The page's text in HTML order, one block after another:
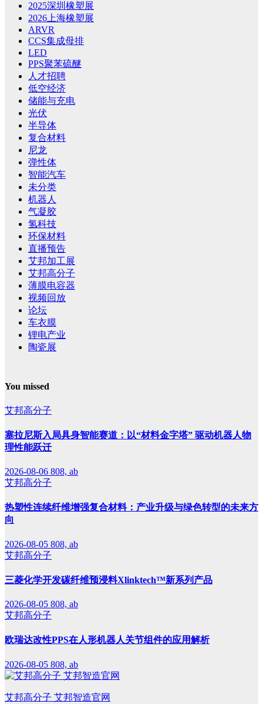
2025深圳橡塑展
2026上海橡塑展
ARVR
CCS集成母排
LED
PPS聚苯硫醚
人才招聘
低空经济
储能与充电
光伏
半导体
复合材料
尼龙
弹性体
智能汽车
未分类
机器人
气凝胶
氢科技
环保材料
直播预告
艾邦加工展
艾邦高分子
薄膜电容器
视频回放
论坛
车衣膜
锂电产业
陶瓷展
You missed
艾邦高分子
塞拉尼斯入局具身智能赛道：以“材料金字塔” 驱动机器人物
理性能跃迁
2026-08-06 808, ab
艾邦高分子
热塑性连续纤维增强复合材料：产业升级与绿色转型的未来方
向
2026-08-05 808, ab
艾邦高分子
三菱化学开发碳纤维预浸料Xlinktech™新系列产品
2026-08-05 808, ab
艾邦高分子
欧瑞达改性PPS在人形机器人关节组件的应用解析
2026-08-05 808, ab
艾邦高分子 艾邦智造官网